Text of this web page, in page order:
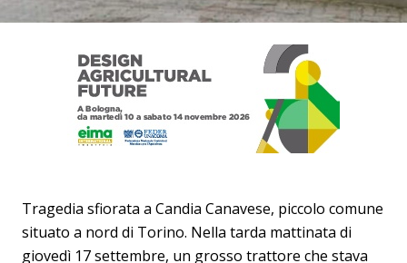
Tragedia sfiorata a Candia Canavese, piccolo comune
situato a nord di Torino. Nella tarda mattinata di
giovedì 17 settembre, un grosso trattore che stava